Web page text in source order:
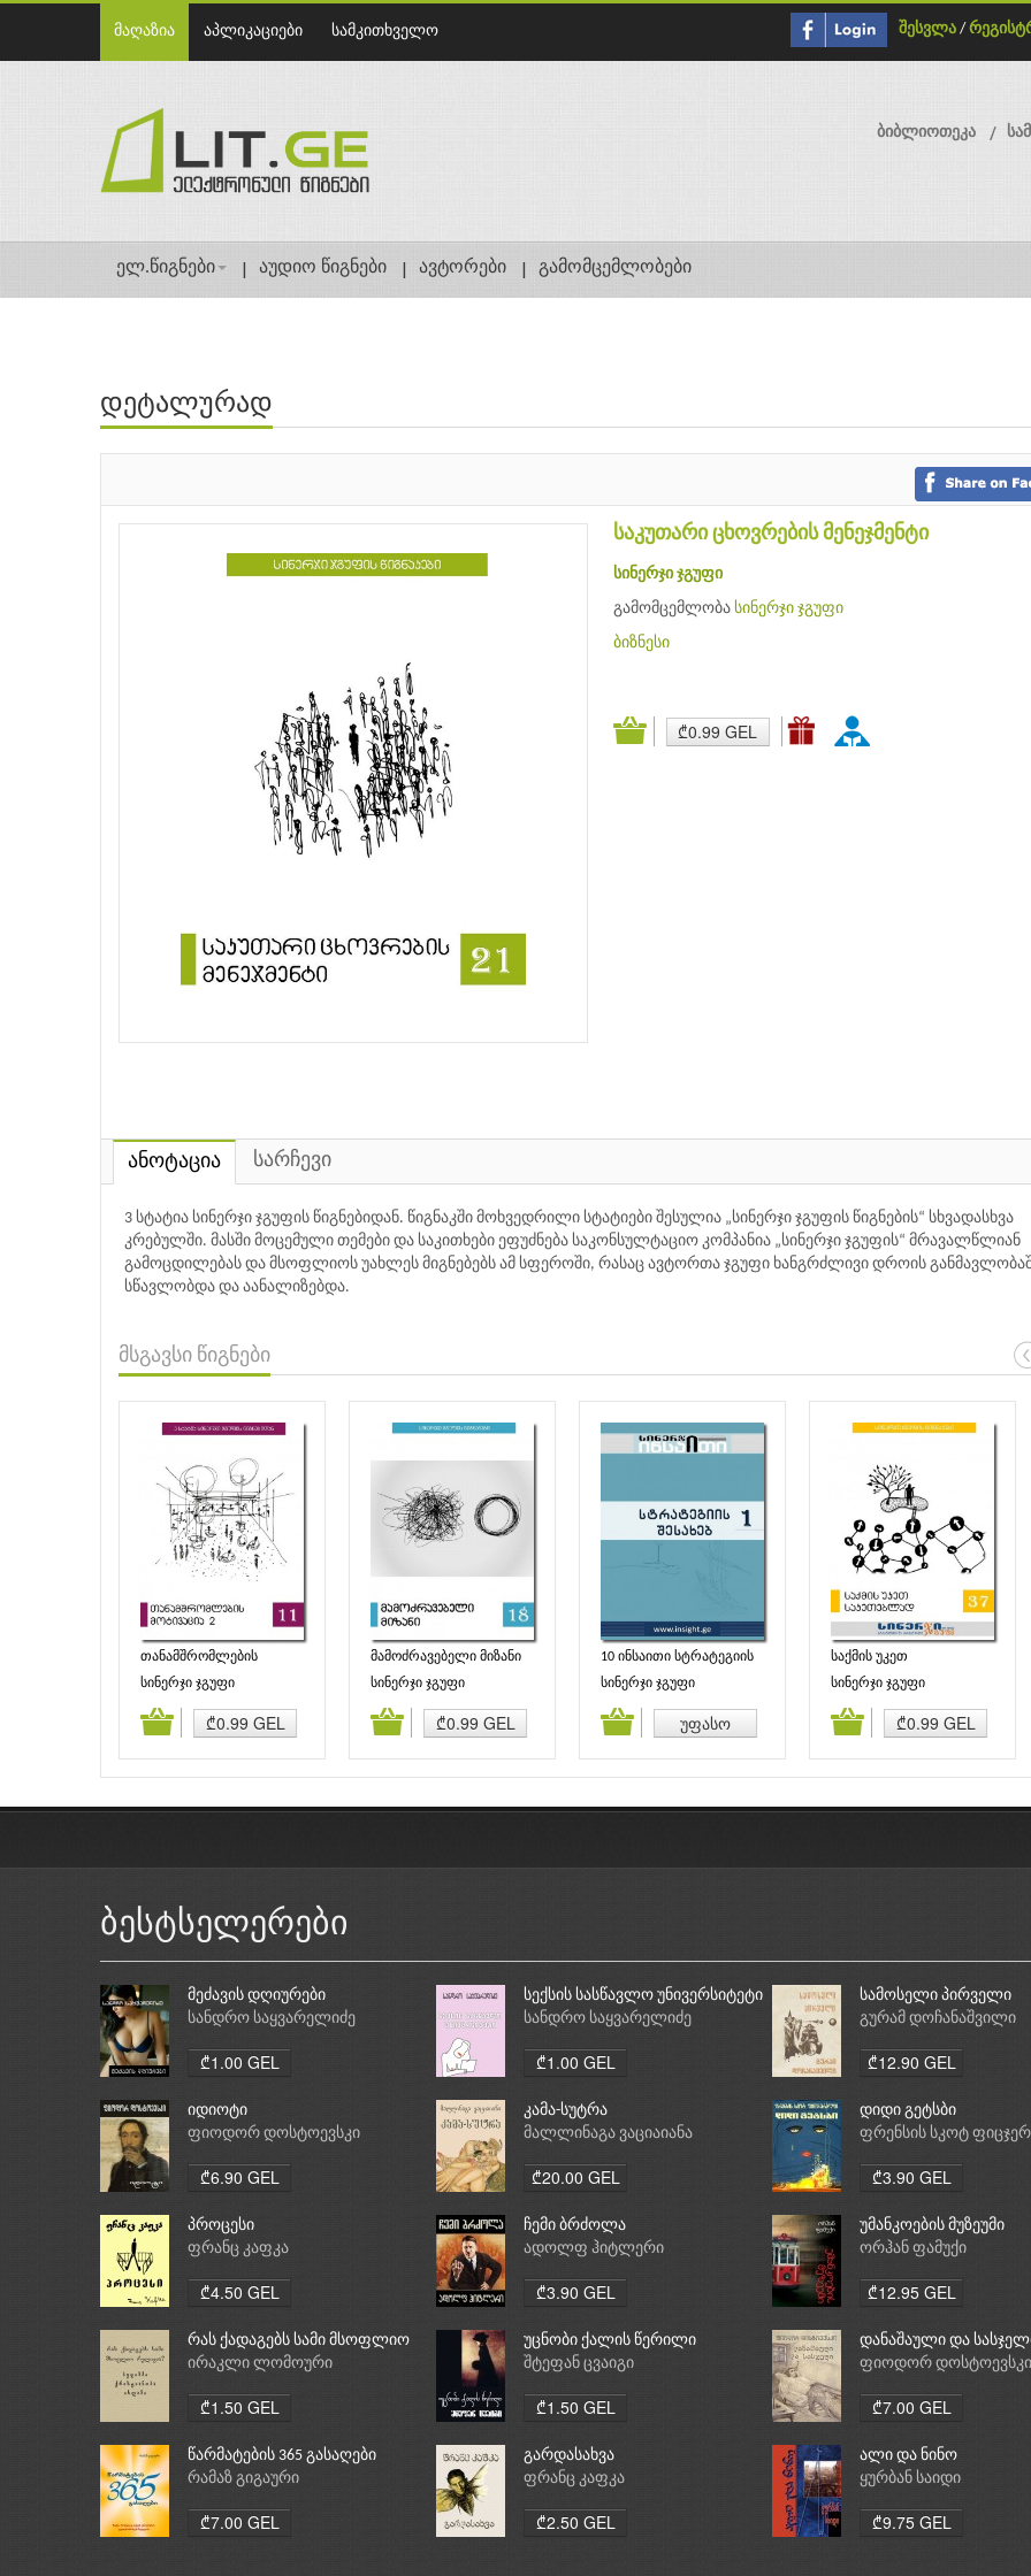
მაღაზია აპლიკაციები სამკითხველო შესვლა /
ბიბლიოთეკა
ელ.წიგნები აუდიო წიგნები ავტორები გამომცემლობები
დეტალურად
საკუთარი ცხოვრების მენეჯმენტი
სინერჯი ჯგუფი
გამომცემლობა სინერჯი ჯგუფი
ბიზნესი
₾0.99 GEL
ანოტაცია სარჩევი
3 სტატია სინერჯი ჯგუფის წიგნებიდან. წიგნაკში მოხვედრილი სტატიები შესულია „სინერჯი ჯგუფის წიგნების“ სხვადასხვა
კრებულში. მასში მოცემული თემები და საკითხები ეფუძნება საკონსულტაციო კომპანია „სინერჯი ჯგუფის“ მრავალწლიან
გამოცდილებას და მსოფლიოს უახლეს მიგნებებს ამ სფეროში, რასაც ავტორთა ჯგუფი ხანგრძლივი დროის
სწავლობდა და აანალიზებდა.
მსგავსი წიგნები
თანამშრომლების
მოტივაცია 2
სინერჯი ჯგუფი
₾0.99 GEL
მამოძრავებელი მიზანი
სინერჯი ჯგუფი
₾0.99 GEL
10 ინსაითი სტრატეგიის
შესახებ 1
სინერჯი ჯგუფი
უფასო
საქმის უკეთ
საკეთებლად
სინერჯი ჯგუფი
₾0.99 GEL
კალათაში დამატება კალათაში დამატება კალათაში დამატება კალათაში დამატება
ბესტსელერები
მეძავის დღიურები
სანდრო საყვარელიძე
₾1.00 GEL
სექსის სასწავლო უნივერსიტეტი
სანდრო საყვარელიძე
₾1.00 GEL
სამოსელი პირველი
გურამ დოჩანაშვილი
₾12.90 GEL
იდიოტი
ფიოდორ დოსტოევსკი
₾6.90 GEL
კამა-სუტრა
მალლინაგა ვაციაიანა
₾20.00 GEL
დიდი გეტსბი
ფრენსის სკოტ
₾3.90 GEL
პროცესი
ფრანც კაფკა
₾4.50 GEL
ჩემი ბრძოლა
ადოლფ ჰიტლერი
₾3.90 GEL
უმანკოების მუზეუმი
ორჰან ფამუქი
₾12.95 GEL
რას ქადაგებს სამი მსოფლიო
რელიგია: ბუდიზმი,
ირაკლი ლომოური
₾1.50 GEL
უცნობი ქალის წერილი
შტეფან ცვაიგი
₾1.50 GEL
დანაშაული და
ფიოდორ დოსტოევსკი
₾7.00 GEL
წარმატების 365 გასაღები
რამაზ გიგაური
₾7.00 GEL
გარდასახვა
ფრანც კაფკა
₾2.50 GEL
ალი და ნინო
ყურბან საიდი
₾9.75 GEL